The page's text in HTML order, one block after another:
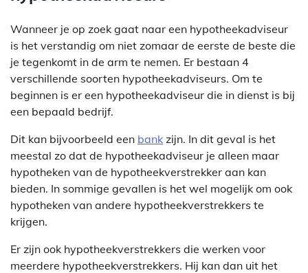
Wanneer je op zoek gaat naar een hypotheekadviseur
is het verstandig om niet zomaar de eerste de beste die
je tegenkomt in de arm te nemen. Er bestaan 4
verschillende soorten hypotheekadviseurs. Om te
beginnen is er een hypotheekadviseur die in dienst is bij
een bepaald bedrijf.
Dit kan bijvoorbeeld een bank zijn. In dit geval is het
meestal zo dat de hypotheekadviseur je alleen maar
hypotheken van de hypotheekverstrekker aan kan
bieden. In sommige gevallen is het wel mogelijk om ook
hypotheken van andere hypotheekverstrekkers te
krijgen.
Er zijn ook hypotheekverstrekkers die werken voor
meerdere hypotheekverstrekkers. Hij kan dan uit het